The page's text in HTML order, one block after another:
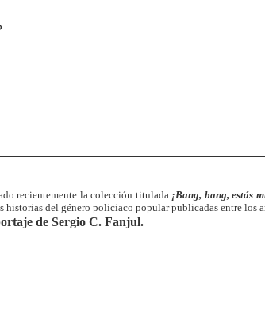
recientemente la colección titulada ¡Bang, bang, estás
historias del género policiaco popular publicadas entre los
de Sergio C. Fanjul.